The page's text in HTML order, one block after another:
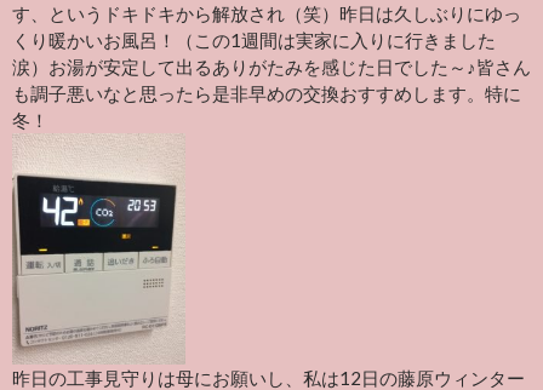
す、というドキドキから解放され（笑）昨日は久しぶりにゆっ
くり暖かいお風呂！（この1週間は実家に入りに行きました
涙）お湯が安定して出るありがたみを感じた日でした～♪皆さん
も調子悪いなと思ったら是非早めの交換おすすめします。特に
冬！
昨日の工事見守りは母にお願いし、私は12日の藤原ウィンター